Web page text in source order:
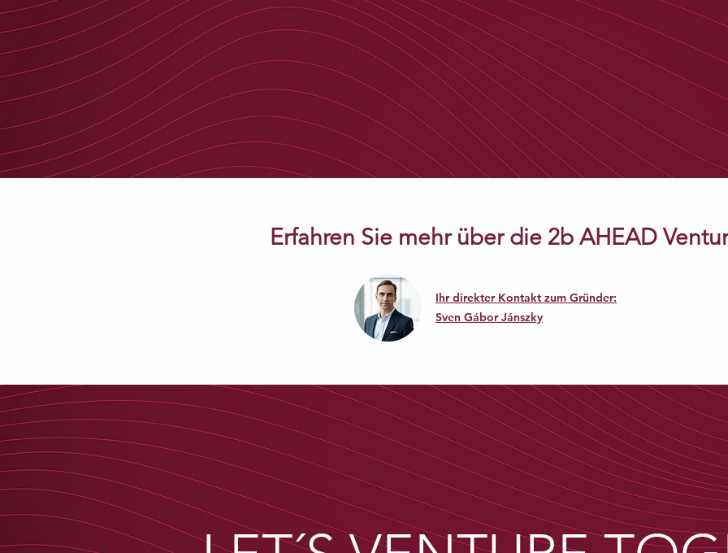
Unternehmensgründungen und
Beteiligungen in der 2b AHEAD
Assets under Management (AuM)
Erfahren Sie mehr über die 2b AHEAD
Ihr direkter Kontakt zum Gründer:
Sven Gábor Jánszky